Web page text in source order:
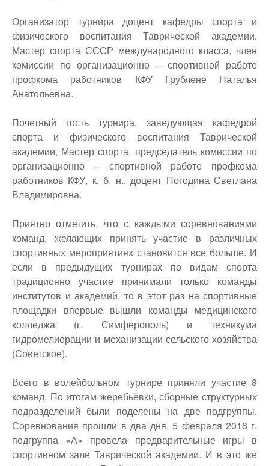
Организатор турнира доцент кафедры спорта и
физического воспитания Таврической академии,
Мастер спорта СССР международного класса, член
комиссии по организационно – спортивной работе
профкома работников КФУ Грублене Наталья
Анатольевна.
Почетный гость турнира, заведующая кафедрой
спорта и физического воспитания Таврической
академии, Мастер спорта, председатель комиссии по
организационно – спортивной работе профкома
работников КФУ, к. б. н., доцент Погодина Светлана
Владимировна.
Приятно отметить, что с каждыми соревнованиями
команд, желающих принять участие в различных
спортивных мероприятиях становится все больше. И
если в предыдущих турнирах по видам спорта
традиционно участие принимали только команды
институтов и академий, то в этот раз на спортивные
площадки впервые вышли команды медицинского
колледжа (г. Симферополь) и техникума
гидромелиорации и механизации сельского хозяйства
(Советское).
Всего в волейбольном турнире приняли участие 8
команд. По итогам жеребьёвки, сборные структурных
подразделений были поделены на две подгруппы.
Соревнования прошли в два дня. 5 февраля 2016 г.
подгруппа «А» провела предварительные игры в
спортивном зале Таврической академии. И в это же